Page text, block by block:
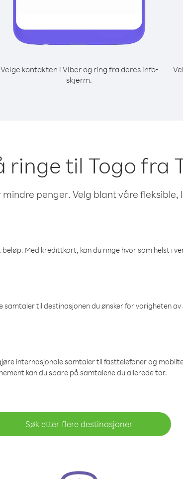
Velge kontakten i Viber og ring fra deres info-
skjerm.
ringe til Togo fra
penger. Velg blant våre
Med kredittkort, kan du ringe hvor som helst i
til destinasjonen du ønsker for varigheten av
internasjonale samtaler til fasttelefoner og
kan du spare på samtalene du allerede tar.
Søk etter flere destinasjoner